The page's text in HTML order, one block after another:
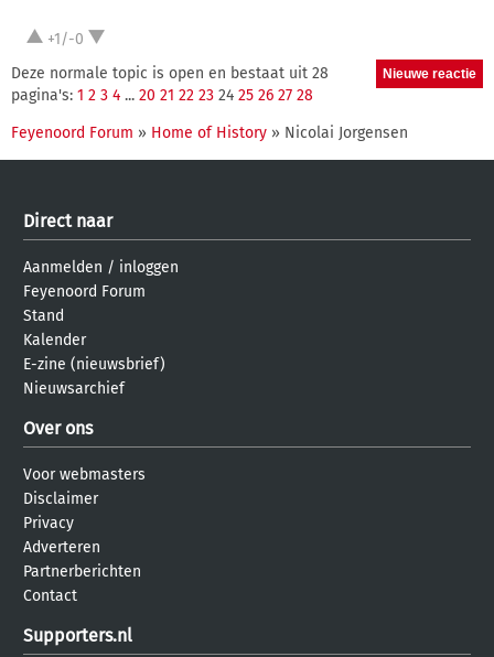
+1/-0
Deze normale topic is open en bestaat uit 28
pagina's: 1 2 3 4 ... 20 21 22 23 24 25 26 27 28
Feyenoord Forum » Home of History » Nicolai Jorgensen
Direct naar
Aanmelden / inloggen
Feyenoord Forum
Stand
Kalender
E-zine (nieuwsbrief)
Nieuwsarchief
Over ons
Voor webmasters
Disclaimer
Privacy
Adverteren
Partnerberichten
Contact
Supporters.nl